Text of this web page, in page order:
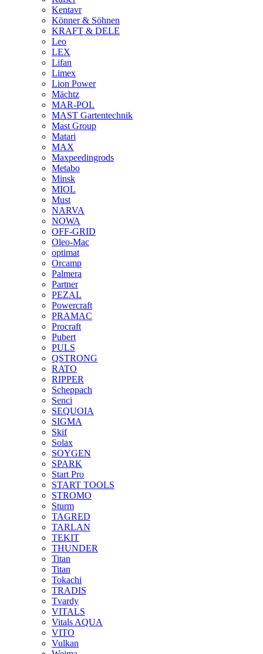
Kentavr
Könner & Söhnen
KRAFT & DELE
Leo
LEX
Lifan
Limex
Lion Power
Mächtz
MAR-POL
MAST Gartentechnik
Mast Group
Matari
MAX
Maxpeedingrods
Metabo
Minsk
MIOL
Must
NARVA
NOWA
OFF-GRID
Oleo-Mac
optimat
Orcamp
Palmera
Partner
PEZAL
Powercraft
PRAMAC
Procraft
Pubert
PULS
QSTRONG
RATO
RIPPER
Scheppach
Senci
SEQUOIA
SIGMA
Skif
Solax
SOYGEN
SPARK
Start Pro
START TOOLS
STROMO
Sturm
TAGRED
TARLAN
TEKIT
THUNDER
Titan
Titan
Tokachi
TRADIS
Tvardy
VITALS
Vitals AQUA
VITO
Vulkan